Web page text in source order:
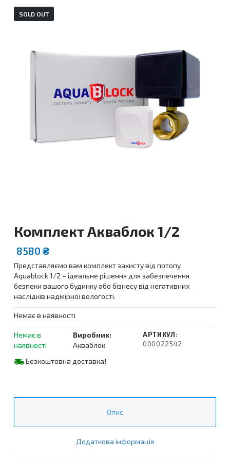
SOLD OUT
Комплект Акваблок 1/2
8580 ₴
Представляємо вам комплект захисту від потопу
Aquablock 1/2 – ідеальне рішення для забезпечення
безпеки вашого будинку або бізнесу від негативних
наслідків надмірної вологості.
Немає в наявності
Немає в
наявності
Виробник:
Акваблок
АРТИКУЛ:
000022542
Безкоштовна доставка!
Опис
Додаткова інформація